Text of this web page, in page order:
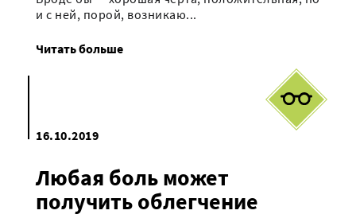
и с ней, порой, возникаю...
Читать больше
16.10.2019
Любая боль может
получить облегчение